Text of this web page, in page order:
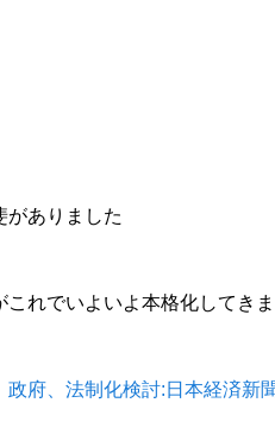
がありました
れでいよいよ本格化してき
府、法制化検討:日本経済新